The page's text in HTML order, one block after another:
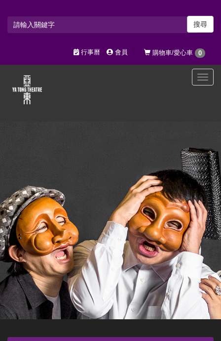
搜尋
購物車/愛心車 0
行事曆 會員
選